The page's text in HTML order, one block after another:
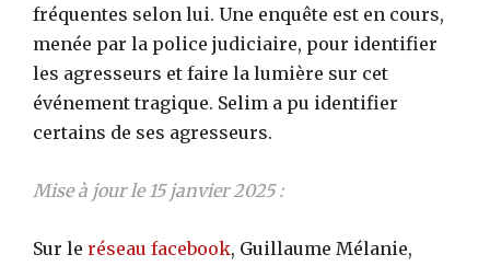
fréquentes selon lui. Une enquête est en cours,
menée par la police judiciaire, pour identifier
les agresseurs et faire la lumière sur cet
événement tragique. Selim a pu identifier
certains de ses agresseurs.
Mise à jour le 15 janvier 2025 :
Sur le réseau facebook, Guillaume Mélanie,